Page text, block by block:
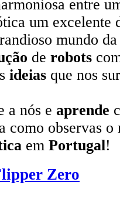
entre
um excelente
mundo
de robots
ideias que nos
a nós e aprende
como observas
em Portugal!
Zero